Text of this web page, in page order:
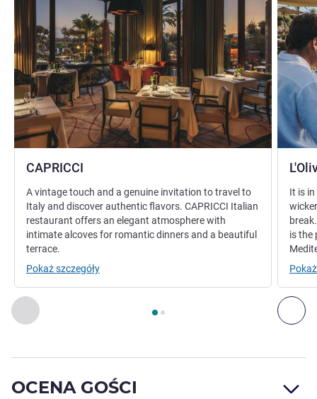
Poprzedni - Restauracja
Strona , Restauracja 1 : CAPRICCI , Restauracja 2 :
CAPRICCI
A vintage touch and a genuine invitation to travel to
Italy and discover authentic flavors. CAPRICCI Italian
restaurant offers an elegant atmosphere with
intimate alcoves for romantic dinners and a beautiful
terrace.
Pokaż szczegóły
It is
is the
OCENA GOŚCI